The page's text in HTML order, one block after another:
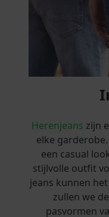
Herenjeans zijn
elke
een casual
stijlvolle outfit
jeans kunnen
zullen we
pasvormen